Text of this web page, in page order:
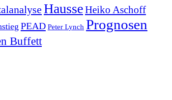
HausseHeiko Aschoff
PEAD Peter Lynch Prognosen
Buffett